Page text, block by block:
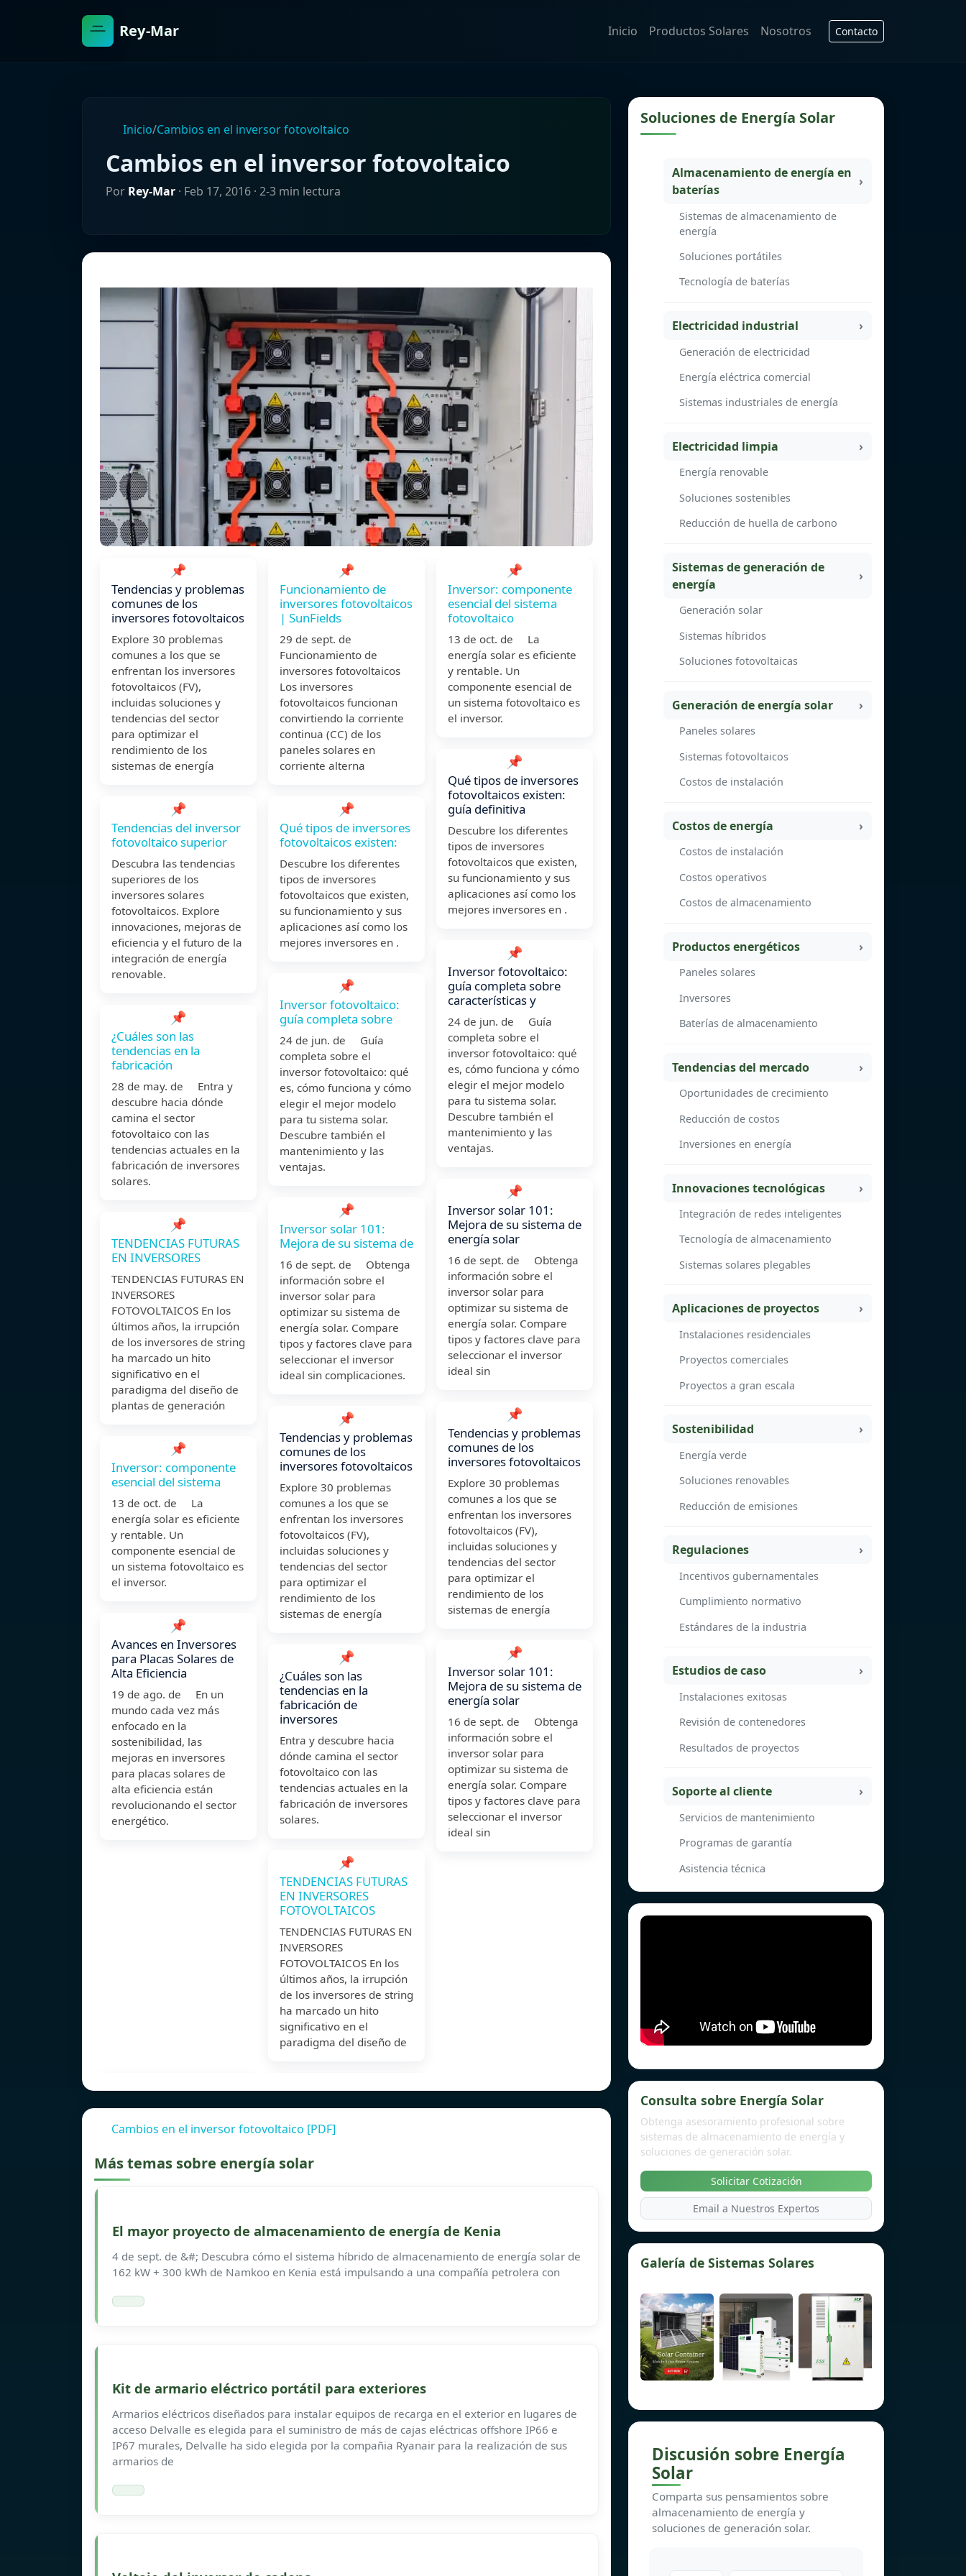
Rey-Mar Inicio Productos Solares Nosotros Contacto
Inicio/Cambios en el inversor fotovoltaico
Cambios en el inversor fotovoltaico
Por Rey-Mar · Feb 17, 2016 · 2-3 min lectura
📌
Tendencias y problemas
comunes de los
inversores fotovoltaicos
Explore 30 problemas
comunes a los que se
enfrentan los inversores
fotovoltaicos (FV),
incluidas soluciones y
tendencias del sector
para optimizar el
rendimiento de los
sistemas de energía
📌
Tendencias del inversor
fotovoltaico superior
Descubra las tendencias
superiores de los
inversores solares
fotovoltaicos. Explore
innovaciones, mejoras de
eficiencia y el futuro de la
integración de energía
renovable.
📌
¿Cuáles son las
tendencias en la
fabricación
28 de may. de Entra y
descubre hacia dónde
camina el sector
fotovoltaico con las
tendencias actuales en la
fabricación de inversores
solares.
📌
TENDENCIAS FUTURAS
EN INVERSORES
TENDENCIAS FUTURAS EN
INVERSORES
FOTOVOLTAICOS En los
últimos años, la irrupción
de los inversores de string
ha marcado un hito
significativo en el
paradigma del diseño de
plantas de generación
📌
Inversor: componente
esencial del sistema
13 de oct. de La
energía solar es eficiente
y rentable. Un
componente esencial de
un sistema fotovoltaico es
el inversor.
📌
Avances en Inversores
para Placas Solares de
Alta Eficiencia
19 de ago. de En un
mundo cada vez más
enfocado en la
sostenibilidad, las
mejoras en inversores
para placas solares de
alta eficiencia están
revolucionando el sector
energético.
📌
Funcionamiento de
inversores fotovoltaicos
| SunFields
29 de sept. de
Funcionamiento de
inversores fotovoltaicos
Los inversores
fotovoltaicos funcionan
convirtiendo la corriente
continua (CC) de los
paneles solares en
corriente alterna
📌
Qué tipos de inversores
fotovoltaicos existen:
Descubre los diferentes
tipos de inversores
fotovoltaicos que existen,
su funcionamiento y sus
aplicaciones así como los
mejores inversores en .
📌
Inversor fotovoltaico:
guía completa sobre
24 de jun. de Guía
completa sobre el
inversor fotovoltaico: qué
es, cómo funciona y cómo
elegir el mejor modelo
para tu sistema solar.
Descubre también el
mantenimiento y las
ventajas.
📌
Inversor solar 101:
Mejora de su sistema de
16 de sept. de Obtenga
información sobre el
inversor solar para
optimizar su sistema de
energía solar. Compare
tipos y factores clave para
seleccionar el inversor
ideal sin complicaciones.
📌
Tendencias y problemas
comunes de los
inversores fotovoltaicos
Explore 30 problemas
comunes a los que se
enfrentan los inversores
fotovoltaicos (FV),
incluidas soluciones y
tendencias del sector
para optimizar el
rendimiento de los
sistemas de energía
📌
¿Cuáles son las
tendencias en la
fabricación de
inversores
Entra y descubre hacia
dónde camina el sector
fotovoltaico con las
tendencias actuales en la
fabricación de inversores
solares.
📌
TENDENCIAS FUTURAS
EN INVERSORES
FOTOVOLTAICOS
TENDENCIAS FUTURAS EN
INVERSORES
FOTOVOLTAICOS En los
últimos años, la irrupción
de los inversores de string
ha marcado un hito
significativo en el
paradigma del diseño de
📌
Inversor: componente
esencial del sistema
fotovoltaico
13 de oct. de La
energía solar es eficiente
y rentable. Un
componente esencial de
un sistema fotovoltaico es
el inversor.
📌
Qué tipos de inversores
fotovoltaicos existen:
guía definitiva
Descubre los diferentes
tipos de inversores
fotovoltaicos que existen,
su funcionamiento y sus
aplicaciones así como los
mejores inversores en .
📌
Inversor fotovoltaico:
guía completa sobre
características y
24 de jun. de Guía
completa sobre el
inversor fotovoltaico: qué
es, cómo funciona y cómo
elegir el mejor modelo
para tu sistema solar.
Descubre también el
mantenimiento y las
ventajas.
📌
Inversor solar 101:
Mejora de su sistema de
energía solar
16 de sept. de Obtenga
información sobre el
inversor solar para
optimizar su sistema de
energía solar. Compare
tipos y factores clave para
seleccionar el inversor
ideal sin
📌
Tendencias y problemas
comunes de los
inversores fotovoltaicos
Explore 30 problemas
comunes a los que se
enfrentan los inversores
fotovoltaicos (FV),
incluidas soluciones y
tendencias del sector
para optimizar el
rendimiento de los
sistemas de energía
📌
Inversor solar 101:
Mejora de su sistema de
energía solar
16 de sept. de Obtenga
información sobre el
inversor solar para
optimizar su sistema de
energía solar. Compare
tipos y factores clave para
seleccionar el inversor
ideal sin
Cambios en el inversor fotovoltaico [PDF]
Más temas sobre energía solar
El mayor proyecto de almacenamiento de energía de Kenia
4 de sept. de &#; Descubra cómo el sistema híbrido de almacenamiento de energía solar de
162 kW + 300 kWh de Namkoo en Kenia está impulsando a una compañía petrolera con
Kit de armario eléctrico portátil para exteriores
Armarios eléctricos diseñados para instalar equipos de recarga en el exterior en lugares de
acceso Delvalle es elegida para el suministro de más de cajas eléctricas offshore IP66 e
IP67 murales, Delvalle ha sido elegida por la compañia Ryanair para la realización de sus
armarios de
Soluciones de Energía Solar
Almacenamiento de energía en
baterías
Sistemas de almacenamiento de
energía
Soluciones portátiles
Tecnología de baterías
Electricidad industrial
Generación de electricidad
Energía eléctrica comercial
Sistemas industriales de energía
Electricidad limpia
Energía renovable
Soluciones sostenibles
Reducción de huella de carbono
Sistemas de generación de
energía
Generación solar
Sistemas híbridos
Soluciones fotovoltaicas
Generación de energía solar
Paneles solares
Sistemas fotovoltaicos
Costos de instalación
Costos de energía
Costos de instalación
Costos operativos
Costos de almacenamiento
Productos energéticos
Paneles solares
Inversores
Baterías de almacenamiento
Tendencias del mercado
Oportunidades de crecimiento
Reducción de costos
Inversiones en energía
Innovaciones tecnológicas
Integración de redes inteligentes
Tecnología de almacenamiento
Sistemas solares plegables
Aplicaciones de proyectos
Instalaciones residenciales
Proyectos comerciales
Proyectos a gran escala
Sostenibilidad
Energía verde
Soluciones renovables
Reducción de emisiones
Regulaciones
Incentivos gubernamentales
Cumplimiento normativo
Estándares de la industria
Estudios de caso
Instalaciones exitosas
Revisión de contenedores
Resultados de proyectos
Soporte al cliente
Servicios de mantenimiento
Programas de garantía
Asistencia técnica
Consulta sobre Energía Solar
Obtenga asesoramiento profesional sobre
sistemas de almacenamiento de energía y
soluciones de generación solar.
Solicitar Cotización
Email a Nuestros Expertos
Galería de Sistemas Solares
Discusión sobre Energía
Solar
Comparta sus pensamientos sobre
almacenamiento de energía y
soluciones de generación solar.